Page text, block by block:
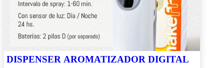
DISPENSER AROMATIZADOR DIGITAL